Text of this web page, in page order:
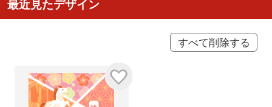
最近見たデザイン
すべて削除する